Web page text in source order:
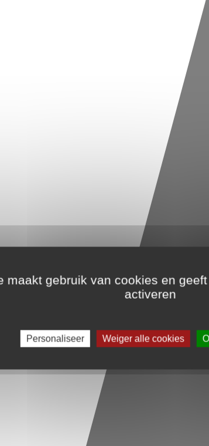
maakt gebruik van cookies en
activeren
Personaliseer
Weiger alle cookies